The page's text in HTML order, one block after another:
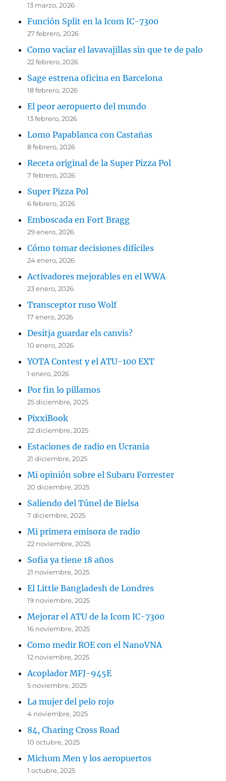
13 marzo, 2026
Función Split en la Icom IC-7300
27 febrero, 2026
Como vaciar el lavavajillas sin que te de palo
22 febrero, 2026
Sage estrena oficina en Barcelona
18 febrero, 2026
El peor aeropuerto del mundo
13 febrero, 2026
Lomo Papablanca con Castañas
8 febrero, 2026
Receta original de la Super Pizza Pol
7 febrero, 2026
Super Pizza Pol
6 febrero, 2026
Emboscada en Fort Bragg
29 enero, 2026
Cómo tomar decisiones difíciles
24 enero, 2026
Activadores mejorables en el WWA
23 enero, 2026
Transceptor ruso Wolf
17 enero, 2026
Desitja guardar els canvis?
10 enero, 2026
YOTA Contest y el ATU-100 EXT
1 enero, 2026
Por fin lo pillamos
25 diciembre, 2025
PixxiBook
22 diciembre, 2025
Estaciones de radio en Ucrania
21 diciembre, 2025
Mi opinión sobre el Subaru Forrester
20 diciembre, 2025
Saliendo del Túnel de Bielsa
7 diciembre, 2025
Mi primera emisora de radio
22 noviembre, 2025
Sofia ya tiene 18 años
21 noviembre, 2025
El Little Bangladesh de Londres
19 noviembre, 2025
Mejorar el ATU de la Icom IC-7300
16 noviembre, 2025
Como medir ROE con el NanoVNA
12 noviembre, 2025
Acoplador MFJ-945E
5 noviembre, 2025
La mujer del pelo rojo
4 noviembre, 2025
84, Charing Cross Road
10 octubre, 2025
Michum Men y los aeropuertos
1 octubre, 2025